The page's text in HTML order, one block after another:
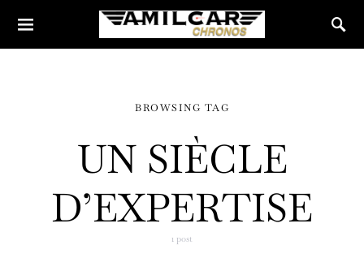
BROWSING TAG
UN SIÈCLE
D’EXPERTISE
1 post